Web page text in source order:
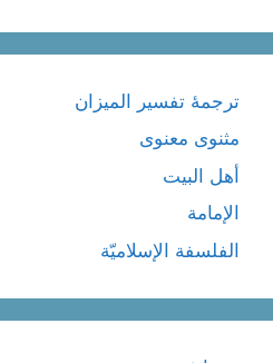
ترجمۀ تفسیر المیزان
مثنوی معنوی
أهل البيت
الإمامة
الفلسفة الإسلاميّة